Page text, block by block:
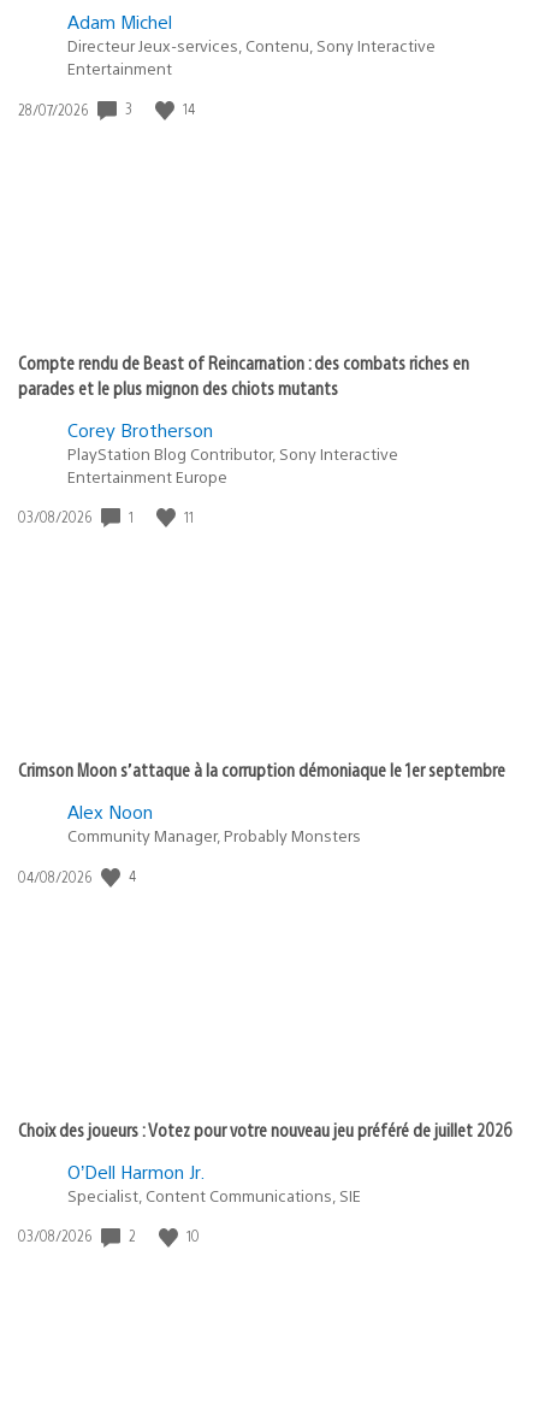
Adam Michel
Directeur Jeux-services, Contenu, Sony Interactive
Entertainment
Date
28/07/2026 3 14
Compte rendu de Beast of Reincarnation : des combats riches en
parades et le plus mignon des chiots mutants
Corey Brotherson
PlayStation Blog Contributor, Sony Interactive
Entertainment Europe
Date
03/08/2026 1 11
Crimson Moon s’attaque à la corruption démoniaque le 1er septembre
Alex Noon
Community Manager, Probably Monsters
Date
04/08/2026 4
Choix des joueurs : Votez pour votre nouveau jeu préféré de juillet 2026
O’Dell Harmon Jr.
Specialist, Content Communications, SIE
Date
03/08/2026 2 10